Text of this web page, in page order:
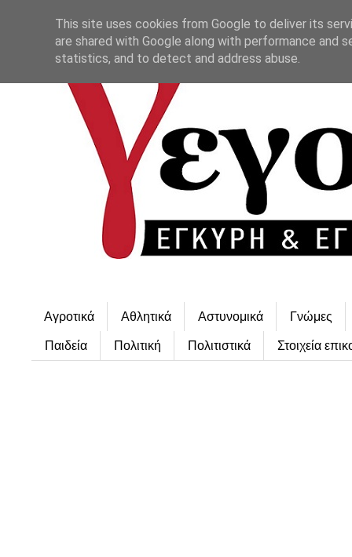
Αγροτικά Αθλητικά Αστυνομικά Γνώμες
Παιδεία Πολιτική Πολιτιστικά Στοιχεία
This site uses cookies from Google to deliver its
are shared with Google along with performance and
statistics, and to detect and address abuse.